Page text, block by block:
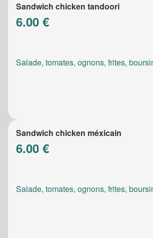
Sandwich chicken tandoori
6.00 €
Salade, tomates, ognons, frites,
Sandwich chicken méxicain
6.00 €
Salade, tomates, ognons, frites,